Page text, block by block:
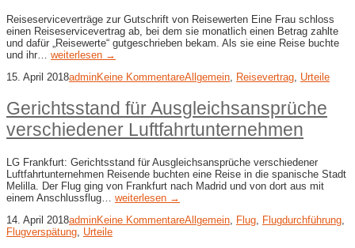
Reiseserviceverträge zur Gutschrift von Reisewerten Eine Frau schloss
einen Reiseservicevertrag ab, bei dem sie monatlich einen Betrag zahlte
und dafür „Reisewerte“ gutgeschrieben bekam. Als sie eine Reise buchte
und ihr… weiterlesen →
15. April 2018adminKeine KommentareAllgemein, Reisevertrag, Urteile
Gerichtsstand für Ausgleichsansprüche
verschiedener Luftfahrtunternehmen
LG Frankfurt: Gerichtsstand für Ausgleichsansprüche verschiedener
Luftfahrtunternehmen Reisende buchten eine Reise in die spanische Stadt
Melilla. Der Flug ging von Frankfurt nach Madrid und von dort aus mit
einem Anschlussflug… weiterlesen →
14. April 2018adminKeine KommentareAllgemein Flug Flugdurchführung
Flugverspätung Urteile